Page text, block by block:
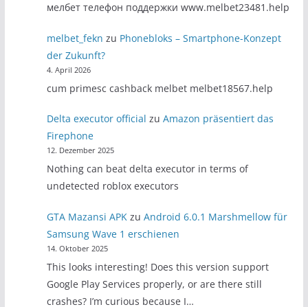
мелбет телефон поддержки www.melbet23481.help
melbet_fekn zu Phonebloks – Smartphone-Konzept
der Zukunft?
4. April 2026
cum primesc cashback melbet melbet18567.help
Delta executor official zuAmazon präsentiert das
Firephone
12. Dezember 2025
Nothing can beat delta executor in terms of
undetected roblox executors
GTA Mazansi APK zuAndroid 6.0.1 Marshmellow für
Samsung Wave 1 erschienen
14. Oktober 2025
This looks interesting! Does this version support
Google Play Services properly, or are there still
crashes? I’m curious because I…